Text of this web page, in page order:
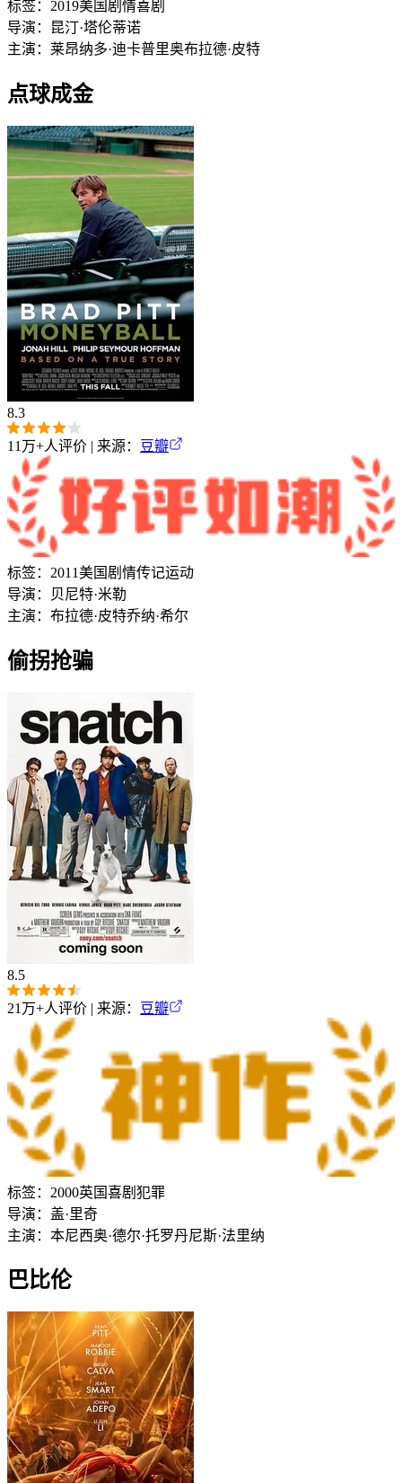
标签： 2019美国 剧情喜剧
导演：
昆汀·塔伦蒂诺
主演： 莱昂纳多·迪卡普里奥布拉德·皮特
点球成金
8.3
11万+人评价 | 来源： 豆瓣
标签： 2011美国 剧情传记运动
导演：
贝尼特·米勒
主演： 布拉德·皮特乔纳·希尔
偷拐抢骗
8.5
21万+人评价 | 来源： 豆瓣
标签： 2000英国喜剧 犯罪
导演： 盖·里奇
主演： 本尼西奥·德尔·托罗丹尼斯·法里纳
巴比伦